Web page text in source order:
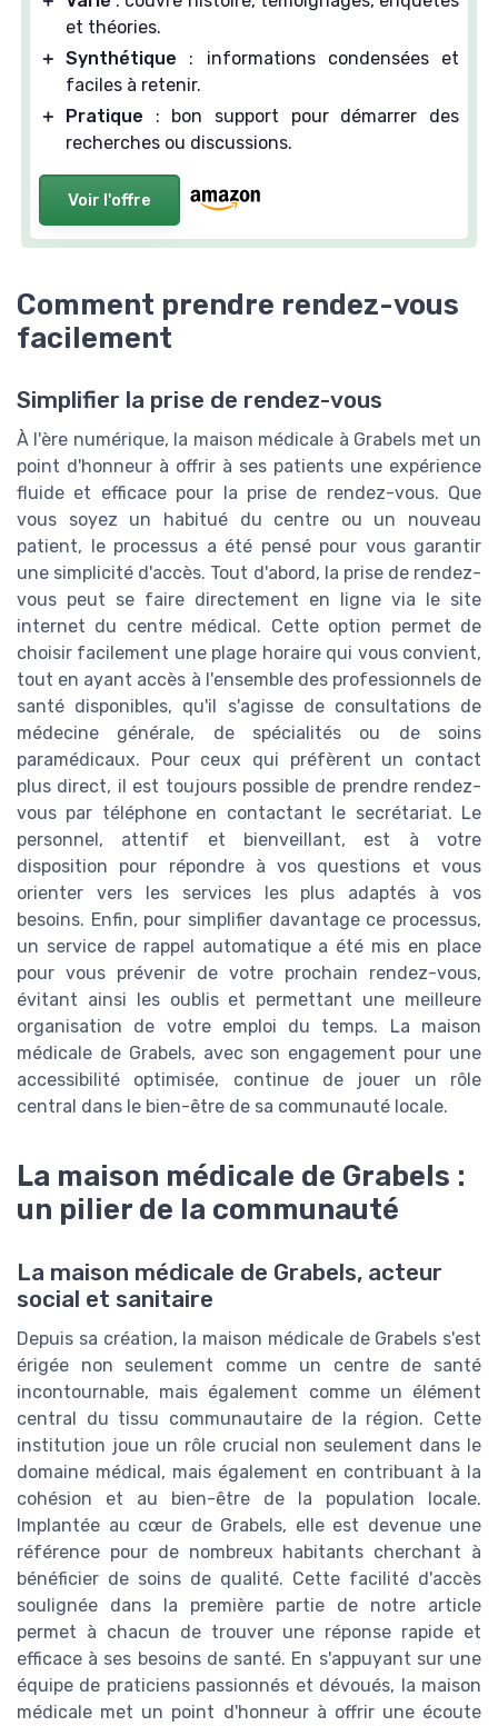
et théories.
＋ Synthétique : informations condensées et
faciles à retenir.
＋
Pratique : bon support pour démarrer des
recherches ou discussions.
Voir l'offre
Comment prendre rendez-vous
facilement
Simplifier la prise de rendez-vous
À l'ère numérique, la maison médicale à Grabels met un
point d'honneur à offrir à ses patients une expérience
fluide et efficace pour la prise de rendez-vous. Que
vous soyez un habitué du centre ou un nouveau
patient, le processus a été pensé pour vous garantir
une simplicité d'accès. Tout d'abord, la prise de rendez-
vous peut se faire directement en ligne via le site
internet du centre médical. Cette option permet de
choisir facilement une plage horaire qui vous convient,
tout en ayant accès à l'ensemble des professionnels de
santé disponibles, qu'il s'agisse de consultations de
médecine générale, de spécialités ou de soins
paramédicaux. Pour ceux qui préfèrent un contact
plus direct, il est toujours possible de prendre rendez-
vous par téléphone en contactant le secrétariat. Le
personnel, attentif et bienveillant, est à votre
disposition pour répondre à vos questions et vous
orienter vers les services les plus adaptés à vos
besoins. Enfin, pour simplifier davantage ce processus,
un service de rappel automatique a été mis en place
pour vous prévenir de votre prochain rendez-vous,
évitant ainsi les oublis et permettant une meilleure
organisation de votre emploi du temps. La maison
médicale de Grabels, avec son engagement pour une
accessibilité optimisée, continue de jouer un rôle
central dans le bien-être de sa communauté locale.
La maison médicale de Grabels :
un pilier de la communauté
La maison médicale de Grabels, acteur
social et sanitaire
Depuis sa création, la maison médicale de Grabels s'est
érigée non seulement comme un centre de santé
incontournable, mais également comme un élément
central du tissu communautaire de la région. Cette
institution joue un rôle crucial non seulement dans le
domaine médical, mais également en contribuant à la
cohésion et au bien-être de la population locale.
Implantée au cœur de Grabels, elle est devenue une
référence pour de nombreux habitants cherchant à
bénéficier de soins de qualité. Cette facilité d'accès
soulignée dans la première partie de notre article
permet à chacun de trouver une réponse rapide et
efficace à ses besoins de santé. En s'appuyant sur une
équipe de praticiens passionnés et dévoués, la maison
médicale met un point d'honneur à offrir une écoute